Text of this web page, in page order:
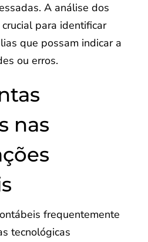
A análise dos
para identificar
que possam indicar a
ou erros.
nas
frequentemente
tecnológicas